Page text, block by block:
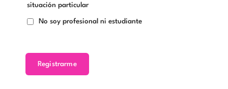
situación particular
No soy profesional ni estudiante
Registrarme